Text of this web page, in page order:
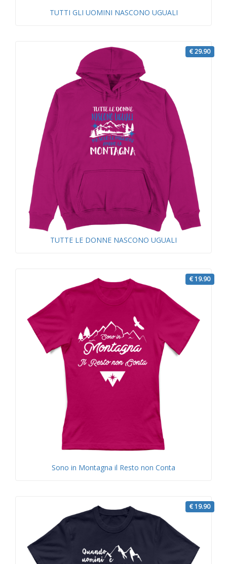
TUTTI GLI UOMINI NASCONO UGUALI
€ 29.90
TUTTE LE DONNE NASCONO UGUALI
€ 19.90
Sono in Montagna il Resto non Conta
€ 19.90